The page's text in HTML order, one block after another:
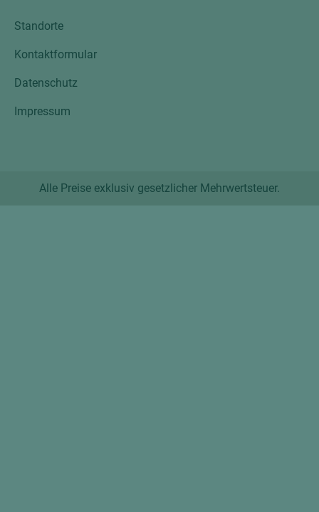
Standorte
Kontaktformular
Datenschutz
Impressum
Alle Preise exklusiv gesetzlicher Mehrwertsteuer.